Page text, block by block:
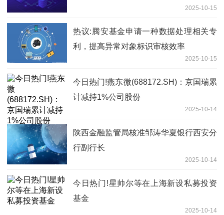
2025-10-15
热议:腾安基金申请一种数据处理相关专
利，提高异常对象标识审核效率
2025-10-15
今日热门!燕东微(688172.SH)：京国瑞累
计减持1%公司股份
2025-10-14
陕西金融监管局核准邹涛华夏银行西安分
行副行长
2025-10-14
今日热门!星帅尔等在上海新设私募投资
基金
2025-10-14